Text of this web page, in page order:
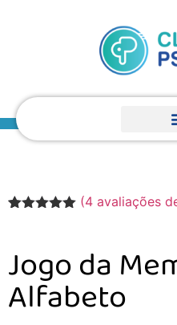
baseado
em
avaliações
de clientes
(4 avaliações
Jogo da
Alfabeto